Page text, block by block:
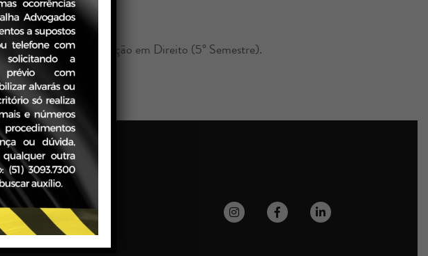
Formação
Cursando a Graduação em Direito (5° Semestre).